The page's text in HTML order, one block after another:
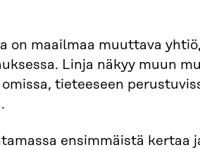
on maailmaa muuttava
Linja näkyy muun
tieteeseen
ensimmäistä kertaa